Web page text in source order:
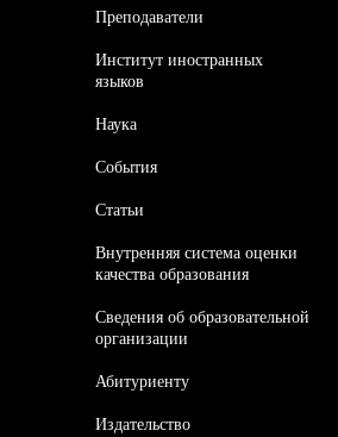
Преподаватели
Институт иностранных
языков
Наука
События
Статьи
Внутренняя система оценки
качества образования
Сведения об образовательной
организации
Абитуриенту
Издательство